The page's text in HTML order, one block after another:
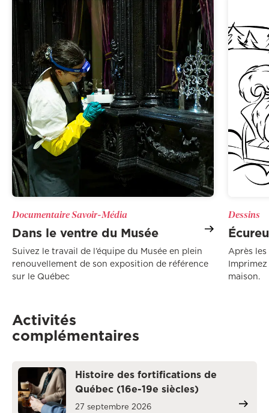
Documentaire Savoir-Média
Dans le ventre du Musée
Suivez le travail de l’équipe du Musée en plein
renouvellement de son exposition de référence
sur le Québec
Dessins
Après
maison.
Activités
complémentaires
Histoire des fortifications de
Québec (16e-19e siècles)
27 septembre 2026